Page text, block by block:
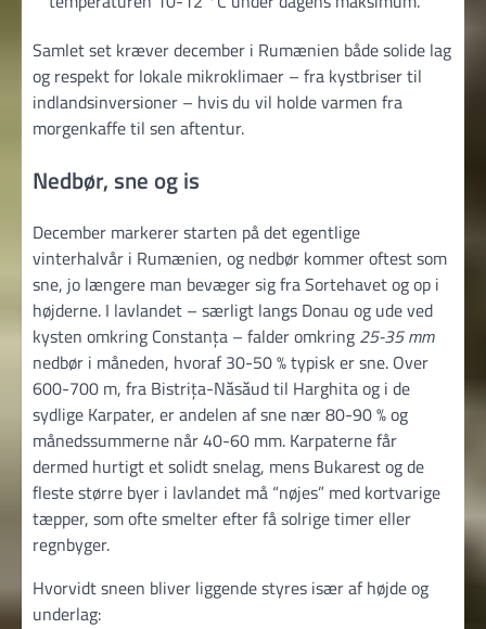
Samlet set kræver december i Rumænien både solide lag
og respekt for lokale mikroklimaer – fra kystbriser til
indlandsinversioner – hvis du vil holde varmen fra
morgenkaffe til sen aftentur.
Nedbør, sne og is
December markerer starten på det egentlige
vinterhalvår i Rumænien, og nedbør kommer oftest som
sne, jo længere man bevæger sig fra Sortehavet og op i
højderne. I lavlandet – særligt langs Donau og ude ved
kysten omkring Constanța – falder omkring 25-35 mm
nedbør i måneden, hvoraf 30-50 % typisk er sne. Over
600-700 m, fra Bistrița-Năsăud til Harghita og i de
sydlige Karpater, er andelen af sne nær 80-90 % og
månedssummerne når 40-60 mm. Karpaterne får
dermed hurtigt et solidt snelag, mens Bukarest og de
fleste større byer i lavlandet må “nøjes” med kortvarige
tæpper, som ofte smelter efter få solrige timer eller
regnbyger.
Hvorvidt sneen bliver liggende styres især af højde og
underlag: